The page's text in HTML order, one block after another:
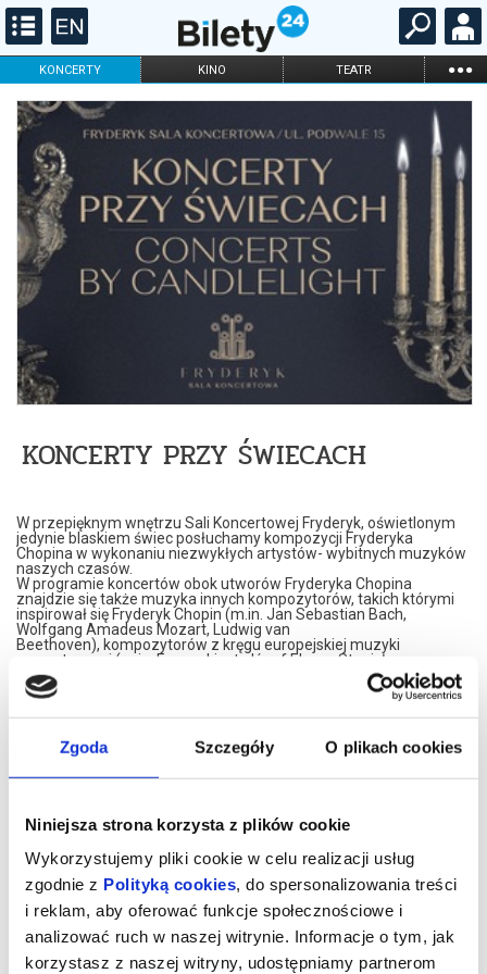
Zgoda Szczegóły O plikach cookies
Niniejsza strona korzysta z plików cookie
Wykorzystujemy pliki cookie w celu realizacji usług
zgodnie z Polityką cookies, do spersonalizowania treści
i reklam, aby oferować funkcje społecznościowe i
analizować ruch w naszej witrynie. Informacje o tym, jak
korzystasz z naszej witryny, udostępniamy partnerom
KONCERTY KINO TEATR ...
FILHARMONIA OPERA I BALET
DLA DZIECI
ONLINE KARNETY
KONCERTY PRZY ŚWIECACH
W przepięknym wnętrzu Sali Koncertowej Fryderyk, oświetlonym
jedynie blaskiem świec posłuchamy kompozycji Fryderyka
Chopina w wykonaniu niezwykłych artystów- wybitnych muzyków
naszych czasów.
W programie koncertów obok utworów Fryderyka Chopina
znajdzie się także muzyka innych kompozytorów, takich którymi
inspirował się Fryderyk Chopin (m.in. Jan Sebastian Bach,
Wolfgang Amadeus Mozart, Ludwig van
Beethoven), kompozytorów z kręgu europejskiej muzyki
romantycznej (m.in. Ferenc Liszt, Józef Elsner, Stanisław
Moniuszko), a także twórców późniejszych.
Koncerty są dwuczęściowym recitalami trwającymi ok. 60
minut, opartymi na popularnej w XIX wieku idei salonowych
spotkań muzycznych.
W przerwie koncertu poczęstujemy Państwa lampką wina
musującego.
Prosimy o przybycie 15 minut przed koncertem.
wydarzenia, gwarantujemy automatyczny zwrot środków
potwierdzony komunikatem wysyłanym na adres e-mail, podany
podczas zakupu.